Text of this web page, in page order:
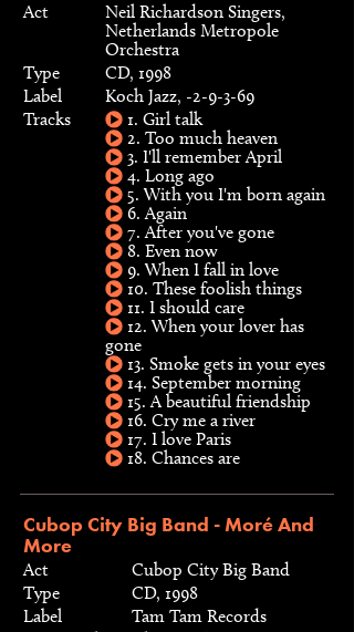
Act
Neil Richardson Singers,
Netherlands Metropole
Orchestra
Type
CD, 1998
Label
Koch Jazz, -2-9-3-69
Tracks
1. Girl talk
2. Too much heaven
3. I'll remember April
4. Long ago
5. With you I'm born again
6. Again
7. After you've gone
8. Even now
9. When I fall in love
10. These foolish things
11. I should care
12. When your lover has
gone
13. Smoke gets in your eyes
14. September morning
15. A beautiful friendship
16. Cry me a river
17. I love Paris
18. Chances are
Cubop City Big Band - Moré And
More
Act
Cubop City Big Band
Type
CD, 1998
Label
Tam Tam Records